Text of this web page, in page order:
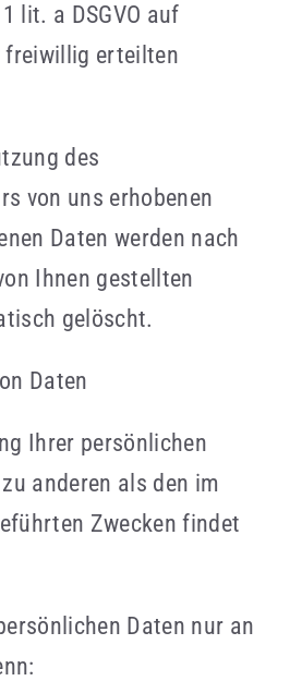
lit. a DSGVO auf
freiwillig erteilten
des
von uns erhobenen
Daten werden nach
Ihnen gestellten
gelöscht.
Daten
Ihrer persönlichen
anderen als den im
Zwecken findet
Daten nur an